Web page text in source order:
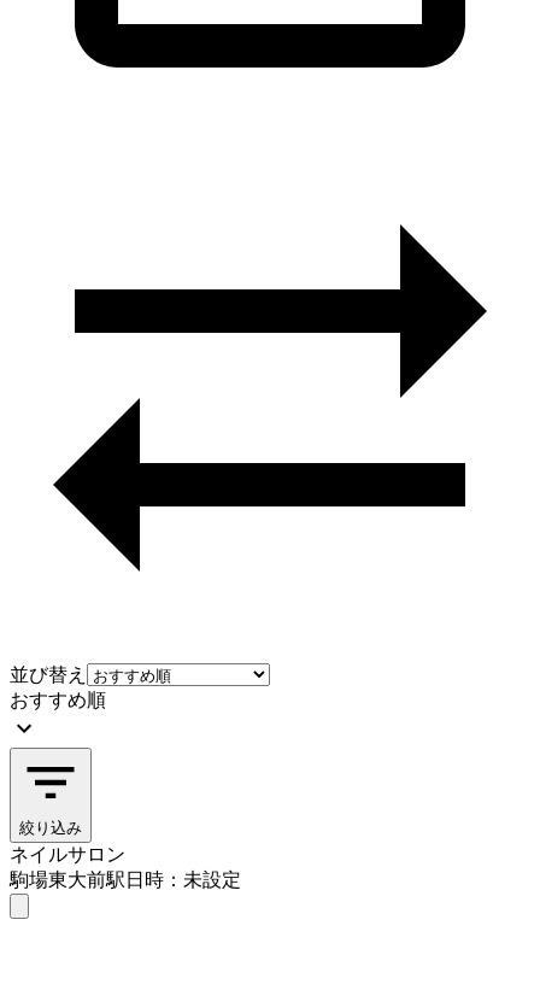
並び替え
おすすめ順
絞り込み
ネイルサロン
駒場東大前駅日時：未設定